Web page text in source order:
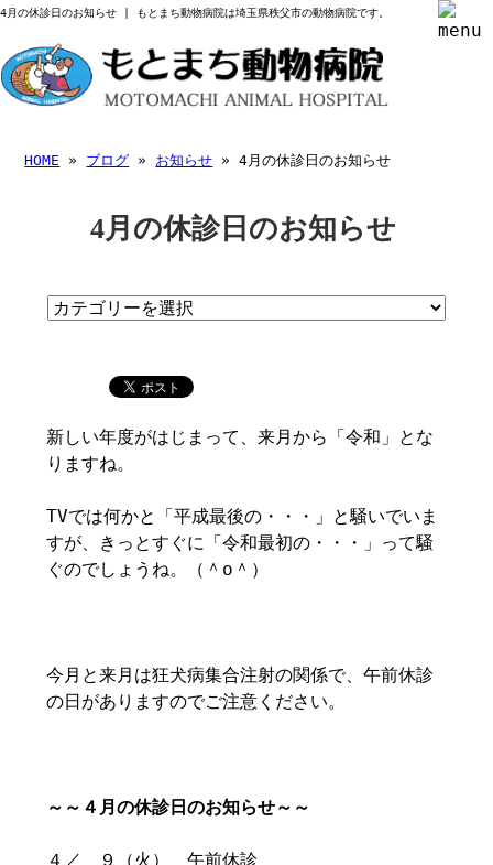
4月の休診日のお知らせ | もとまち動物病院は埼玉県秩父市の動物病院です。
HOME » ブログ » お知らせ » 4月の休診日のお知らせ
4月の休診日のお知らせ
新しい年度がはじまって、来月から「令和」とな
りますね。
TVでは何かと「平成最後の・・・」と騒いでいま
すが、きっとすぐに「令和最初の・・・」って騒
ぐのでしょうね。（＾o＾）
今月と来月は狂犬病集合注射の関係で、午前休診
の日がありますのでご注意ください。
～～４月の休診日のお知らせ～～
４／ ９（火） 午前休診